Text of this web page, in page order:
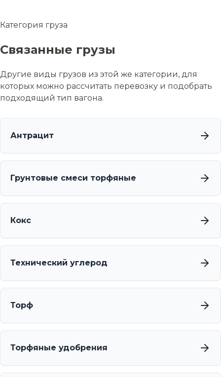
Категория груза
Связанные грузы
Другие виды грузов из этой же категории, для
которых можно рассчитать перевозку и подобрать
подходящий тип вагона.
Антрацит
Грунтовые смеси торфяные
Кокс
Технический углерод
Торф
Торфяные удобрения